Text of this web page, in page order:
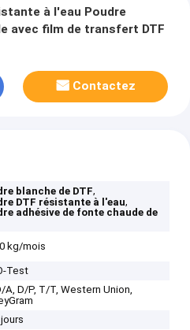
à l'eau Poudre
avec film de transfert DTF
Contactez
blanche de DTF,
DTF résistante à l'eau,
adhésive de fonte chaude de
kg/mois
Test
A, D/P, T/T, Western Union,